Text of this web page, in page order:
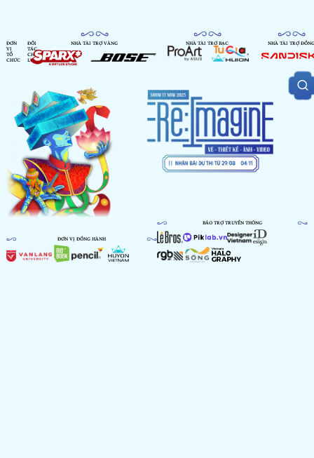
ĐƠN
VỊ
TỔ
CHỨC
ĐỐI
TÁC
CHIẾN
LƯỢC
NHÀ TÀI TRỢ VÀNG NHÀ TÀI TRỢ BẠC NHÀ TÀI TRỢ ĐỒNG
ĐƠN VỊ ĐỒNG HÀNH
BẢO TRỢ TRUYỀN THÔNG